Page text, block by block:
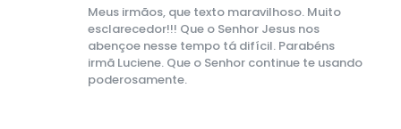
Meus irmãos, que texto maravilhoso. Muito
esclarecedor!!! Que o Senhor Jesus nos
abençoe nesse tempo tá difícil. Parabéns
irmã Luciene. Que o Senhor continue te usando
poderosamente.